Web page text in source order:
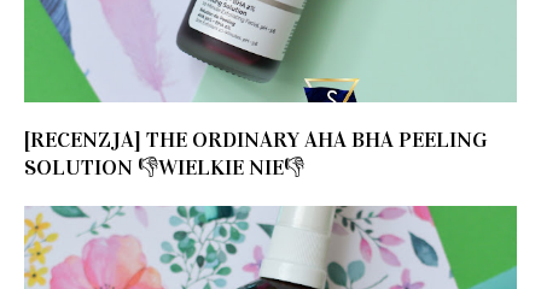
[RECENZJA] THE ORDINARY AHA BHA PEELING
SOLUTION 👎WIELKIE NIE👎